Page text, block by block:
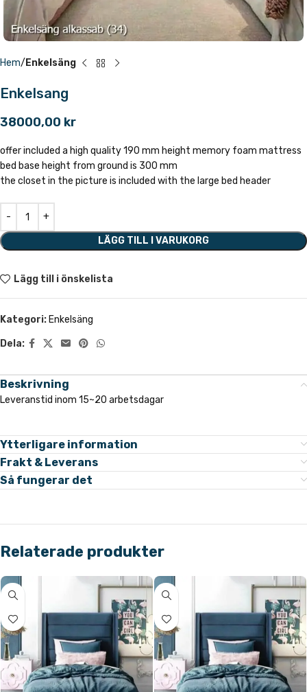
Hem Enkelsäng
Enkelsang
38000,00 kr
offer included a high quality 190 mm height memory foam mattress
bed base height from ground is 300 mm
the closet in the picture is included with the large bed header
LÄGG TILL I VARUKORG
Lägg till i önskelista
Kategori: Enkelsäng
Dela:
Beskrivning
Leveranstid inom 15~20 arbetsdagar
Ytterligare information
Frakt & Leverans
Så fungerar det
Relaterade produkter